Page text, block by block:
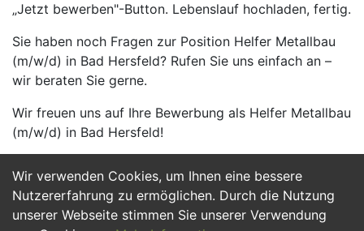
Wir verwenden Cookies, um Ihnen eine bessere
Nutzererfahrung zu ermöglichen. Durch die Nutzung
unserer Webseite stimmen Sie unserer Verwendung
„Jetzt bewerben"-Button. Lebenslauf hochladen, fertig.
Sie haben noch Fragen zur Position Helfer Metallbau
(m/w/d) in Bad Hersfeld? Rufen Sie uns einfach an –
wir beraten Sie gerne.
Wir freuen uns auf Ihre Bewerbung als Helfer Metallbau
(m/w/d) in Bad Hersfeld!
Jetzt Bewerben